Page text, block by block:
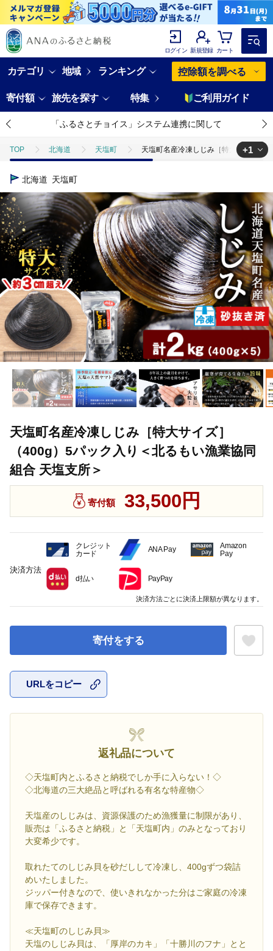
ログイン 新規登録 カート
カテゴリ 地域 ランキング 控除額を調べる
寄付額 旅先を探す 特集 ご利用ガイド
「ふるさとチョイス」システム連携に関して
TOP 北海道 天塩町 天塩町名産冷凍しじみ［特大サイズ］
TOP
+1
北海道 天塩町
天塩町名産冷凍しじみ［特大サイズ］
（400g）5パック入り＜北るもい漁業協同
組合 天塩支所＞
寄付額 33,500円
寄付をする
URLをコピー
返礼品について
◇天塩町内とふるさと納税でしか手に入らない！◇
◇北海道の三大絶品と呼ばれる有名な特産物◇
天塩産のしじみは、資源保護のため漁獲量に制限があり、
販売は「ふるさと納税」と「天塩町内」のみとなっており
大変希少です。
取れたてのしじみ貝を砂だしして冷凍し、400gずつ袋詰
めいたしました。
ジッパー付きなので、使いきれなかった分はご家庭の冷凍
庫で保存できます。
≪天塩町のしじみ貝≫
天塩のしじみ貝は、「厚岸のカキ」「十勝川のフナ」とと
決済方法
クレジット
カード
ANA Pay
Amazon
Pay
d払い PayPay
決済方法ごとに決済上限額が異なります。